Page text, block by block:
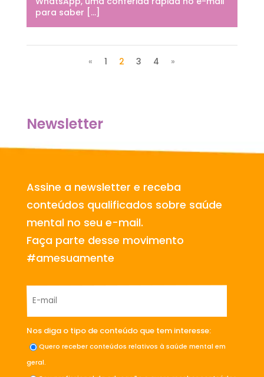
para saber […]
« 1 2 3 4 »
Newsletter
Assine a newsletter e receba
conteúdos qualificados sobre saúde
mental no seu e-mail.
Faça parte desse movimento
#amesuamente
Nos diga o tipo de conteúdo que tem interesse:
Quero receber conteúdos relativos à saúde mental em
geral.